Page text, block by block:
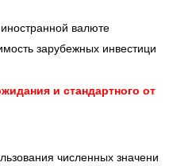
валюте
зарубежных инвестици
и стандартного от
численных значени